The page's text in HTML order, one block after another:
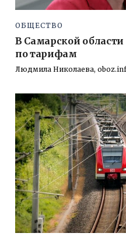
ОБЩЕСТВО
В Самарской
по тарифам
Людмила Николаева,